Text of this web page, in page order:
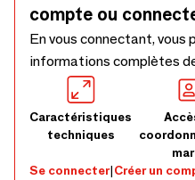
compte ou
En vous connectant, vous
informations complètes
Caractéristiques
techniques
Se connecter|Créer un